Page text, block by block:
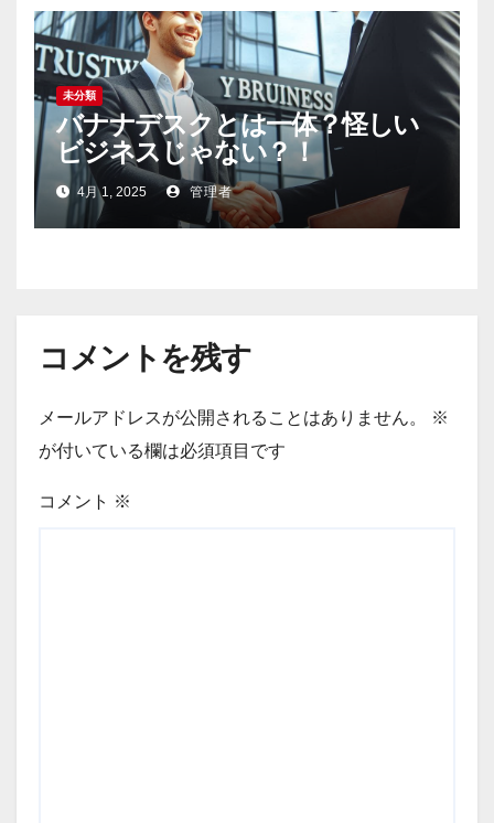
未分類
バナナデスクとは一体？怪しい
ビジネスじゃない？！
4月 1, 2025 管理者
コメントを残す
メールアドレスが公開されることはありません。
※
が付いている欄は必須項目です
コメント ※